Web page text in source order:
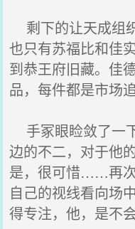
剩下的让天成组
也只有苏福比和佳
到恭王府旧藏。佳
品，每件都是市场
手冢眼睑敛了一
边的不二，对于他
是，很可惜……再
自己的视线看向场
得专注，他，是不